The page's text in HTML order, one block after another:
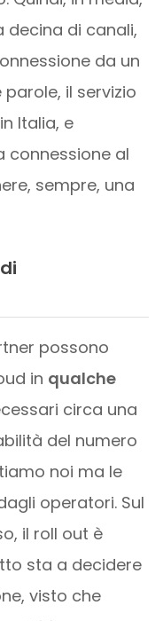
decina di canali,
da un
il servizio
Italia, e
connessione al
sempre, una
possono
in qualche
circa una
del numero
noi ma le
operatori. Sul
il roll out è
sta a decidere
visto che